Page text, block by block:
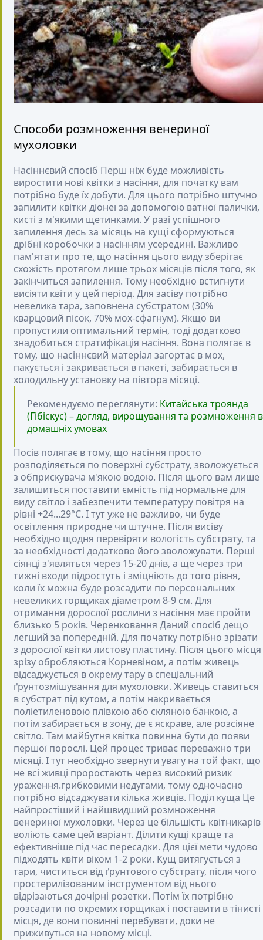
Способи розмноження венериної
мухоловки
Насіннєвий спосіб Перш ніж буде можливість
виростити нові квітки з насіння, для початку вам
потрібно буде їх добути. Для цього потрібно штучно
запилити квітки діонеї за допомогою ватної палички,
кисті з м'якими щетинками. У разі успішного
запилення десь за місяць на кущі сформуються
дрібні коробочки з насінням усередині. Важливо
пам'ятати про те, що насіння цього виду зберігає
схожість протягом лише трьох місяців після того, як
закінчиться запилення. Тому необхідно встигнути
висіяти квіти у цей період. Для засіву потрібно
невелика тара, заповнена субстратом (30%
кварцовий пісок, 70% мох-сфагнум). Якщо ви
пропустили оптимальний термін, тоді додатково
знадобиться стратифікація насіння. Вона полягає в
тому, що насіннєвий матеріал загортає в мох,
пакується і закривається в пакеті, забирається в
холодильну установку на півтора місяці.
Рекомендуємо переглянути: Китайська троянда
(Гібіскус) – догляд, вирощування та розмноження в
домашніх умовах
Посів полягає в тому, що насіння просто
розподіляється по поверхні субстрату, зволожується
з обприскувача м'якою водою. Після цього вам лише
залишиться поставити ємність під нормальне для
виду світло і забезпечити температуру повітря на
рівні +24...29°С. І тут уже не важливо, чи буде
освітлення природне чи штучне. Після висіву
необхідно щодня перевіряти вологість субстрату, та
за необхідності додатково його зволожувати. Перші
сіянці з'являться через 15-20 днів, а ще через три
тижні входи підростуть і зміцніють до того рівня,
коли їх можна буде розсадити по персональних
невеликих горщиках діаметром 8-9 см. Для
отримання дорослої рослини з насіння має пройти
близько 5 років. Черенковання Даний спосіб дещо
легший за попередній. Для початку потрібно зрізати
з дорослої квітки листову пластину. Після цього місця
зрізу обробляються Корневіном, а потім живець
відсаджується в окрему тару в спеціальний
ґрунтозмішування для мухоловки. Живець ставиться
в субстрат під кутом, а потім накривається
поліетиленовою плівкою або скляною банкою, а
потім забирається в зону, де є яскраве, але розсіяне
світло. Там майбутня квітка повинна бути до появи
першої порослі. Цей процес триває переважно три
місяці. І тут необхідно звернути увагу на той факт, що
не всі живці проростають через високий ризик
ураження.грибковими недугами, тому одночасно
потрібно відсаджувати кілька живців. Поділ куща Це
найпростіший і найшвидший розмноження
венериної мухоловки. Через це більшість квітникарів
воліють саме цей варіант. Ділити кущі краще та
ефективніше під час пересадки. Для цієї мети чудово
підходять квіти віком 1-2 роки. Кущ витягується з
тари, чиститься від ґрунтового субстрату, після чого
простерилізованим інструментом від нього
відрізаються дочірні розетки. Потім їх потрібно
розсадити по окремих горщиках і поставити в тінисті
місця, де вони повинні перебувати, доки не
приживуться на новому місці.